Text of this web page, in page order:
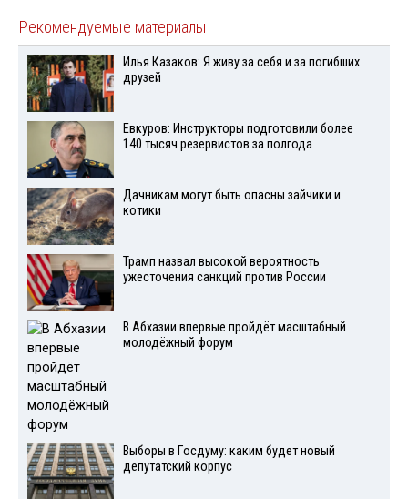
Рекомендуемые материалы
Илья Казаков: Я живу за себя и за погибших
друзей
Евкуров: Инструкторы подготовили более
140 тысяч резервистов за полгода
Дачникам могут быть опасны зайчики и
котики
Трамп назвал высокой вероятность
ужесточения санкций против России
В Абхазии впервые пройдёт масштабный
молодёжный форум
Выборы в Госдуму: каким будет новый
депутатский корпус